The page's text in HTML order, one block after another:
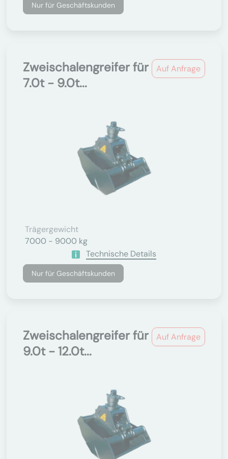
Nur für Geschäftskunden
Auf Anfrage
Zweischalengreifer für
7.0t - 9.0t...
Trägergewicht
7000 - 9000 kg
Technische Details
Nur für Geschäftskunden
Auf Anfrage
Zweischalengreifer für
9.0t - 12.0t...